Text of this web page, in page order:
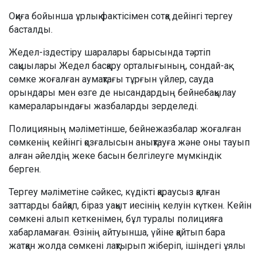
Оқиға бойынша ұрлық фактісімен сотқа дейінгі тергеу
басталды.
Жедел-іздестіру шаралары барысында тәртіп
сақшылары Жедел басқару орталығының, сондай-ақ
сөмке жоғалған аумақтағы тұрғын үйлер, сауда
орындары мен өзге де нысандардың бейнебақылау
камераларындағы жазбаларды зерделеді.
Полицияның мәліметінше, бейнежазбалар жоғалған
сөмкенің кейінгі қозғалысын анықтауға және оны тауып
алған әйелдің жеке басын белгілеуге мүмкіндік
берген.
Тергеу мәліметіне сәйкес, күдікті қараусыз қалған
заттарды байқап, біраз уақыт иесінің келуін күткен. Кейін
сөмкені алып кеткенімен, бұл туралы полицияға
хабарламаған. Өзінің айтуынша, үйіне қайтып бара
жатқан жолда сөмкені лақтырып жіберіп, ішіндегі ұялы